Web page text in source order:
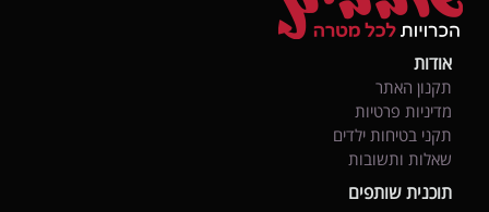
אודות
תקנון האתר
מדיניות פרטיות
תקני בטיחות ילדים
שאלות ותשובות
תוכנית שותפים